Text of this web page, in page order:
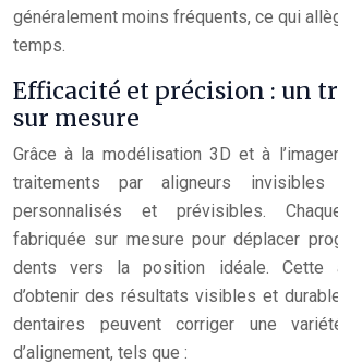
généralement moins fréquents, ce qui
temps.
Efficacité et précision : un
sur mesure
Grâce à la modélisation 3D et à
traitements par aligneurs invisibles
personnalisés et prévisibles.
fabriquée sur mesure pour déplacer
dents vers la position idéale. Cette
d’obtenir des résultats visibles et
dentaires peuvent corriger une
d’alignement, tels que :